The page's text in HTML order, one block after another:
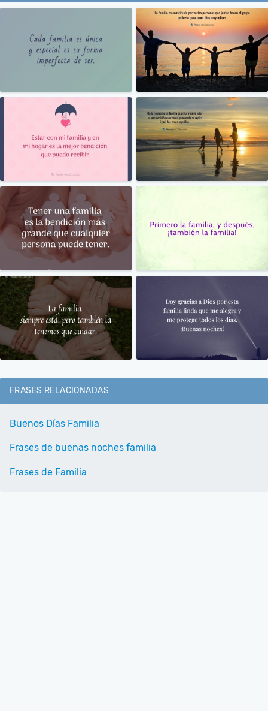
FRASES RELACIONADAS
Buenos Días Familia
Frases de buenas noches familia
Frases de Familia